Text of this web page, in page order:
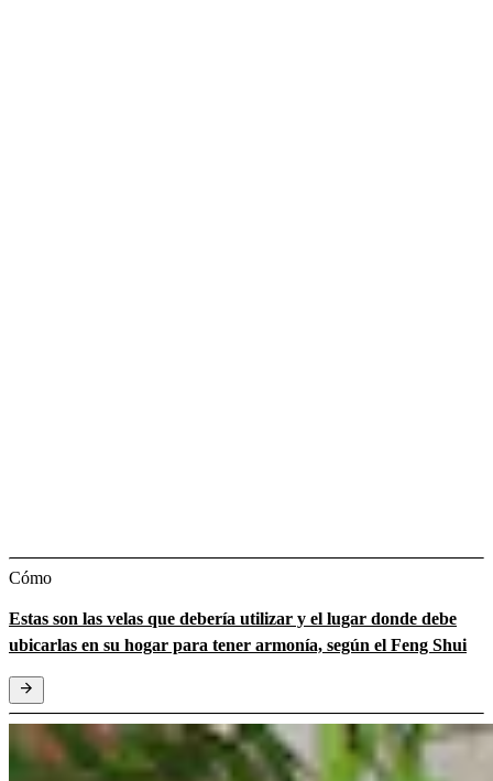
Cómo
Estas son las velas que debería utilizar y el lugar donde debe
ubicarlas en su hogar para tener armonía, según el Feng Shui